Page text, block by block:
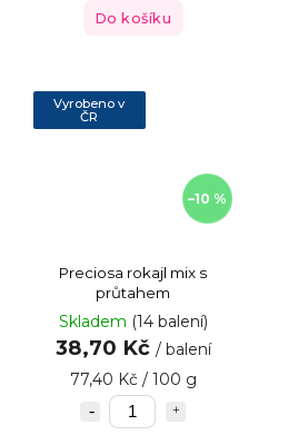
Do košíku
Vyrobeno v
ČR
–10 %
Preciosa rokajl mix s
průtahem
Skladem (14 balení)
38,70 Kč / balení
77,40 Kč / 100 g